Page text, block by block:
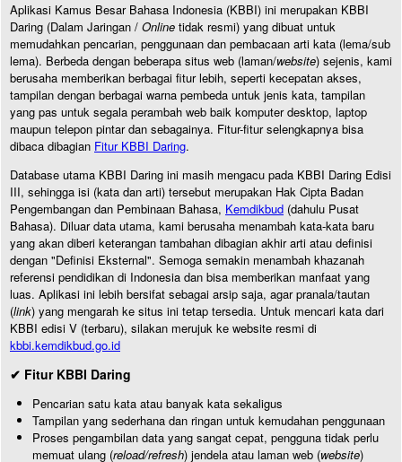
Aplikasi Kamus Besar Bahasa Indonesia (KBBI) ini merupakan KBBI
Daring (Dalam Jaringan / Online tidak resmi) yang dibuat untuk
memudahkan pencarian, penggunaan dan pembacaan arti kata (lema/sub
lema). Berbeda dengan beberapa situs web (laman/website) sejenis, kami
berusaha memberikan berbagai fitur lebih, seperti kecepatan akses,
tampilan dengan berbagai warna pembeda untuk jenis kata, tampilan
yang pas untuk segala perambah web baik komputer desktop, laptop
maupun telepon pintar dan sebagainya. Fitur-fitur selengkapnya bisa
dibaca dibagian Fitur KBBI Daring.
Database utama KBBI Daring ini masih mengacu pada KBBI Daring Edisi
III, sehingga isi (kata dan arti) tersebut merupakan Hak Cipta Badan
Pengembangan dan Pembinaan Bahasa, Kemdikbud (dahulu Pusat
Bahasa). Diluar data utama, kami berusaha menambah kata-kata baru
yang akan diberi keterangan tambahan dibagian akhir arti atau definisi
dengan "Definisi Eksternal". Semoga semakin menambah khazanah
referensi pendidikan di Indonesia dan bisa memberikan manfaat yang
luas. Aplikasi ini lebih bersifat sebagai arsip saja, agar pranala/tautan
(link) yang mengarah ke situs ini tetap tersedia. Untuk mencari kata dari
KBBI edisi V (terbaru), silakan merujuk ke website resmi di
kbbi.kemdikbud.go.id
✔ Fitur KBBI Daring
Pencarian satu kata atau banyak kata sekaligus
Tampilan yang sederhana dan ringan untuk kemudahan penggunaan
Proses pengambilan data yang sangat cepat, pengguna tidak perlu
memuat ulang (reload/refresh) jendela atau laman web (website)